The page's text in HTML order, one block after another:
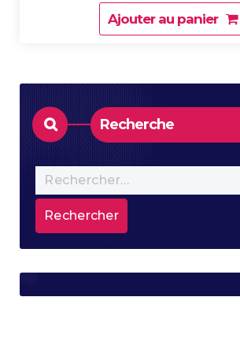
Ajouter au panier
Recherche
Rechercher :